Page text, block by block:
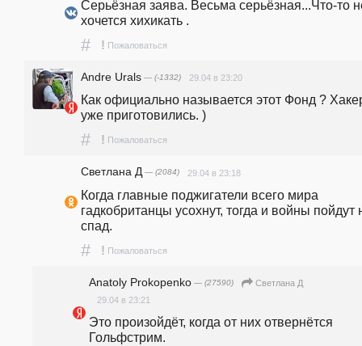
Серьёзная заява. Весьма серьёзная...Что-то
хочется хихикать .
# ! Пожаловаться
Andre Urals — (-1332) 29.04 в 23:20
Как официально называется этот Фонд ?
уже приготовились. )
# ! Пожаловаться
Светлана Д — (2084) 29.04 в 23:18
Когда главные поджигатели всего мира
гадкобританцы усохнут, тогда и войны пойдут
спад.
# ! Пожаловаться
Anatoly Prokopenko — (27590)
Светлана Д
29.04 в 23:21
Это произойдёт, когда от них отвернётся
Гольфстрим.